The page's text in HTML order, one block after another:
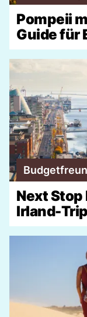
Pompeii
Guide für
Next Stop
Irland-